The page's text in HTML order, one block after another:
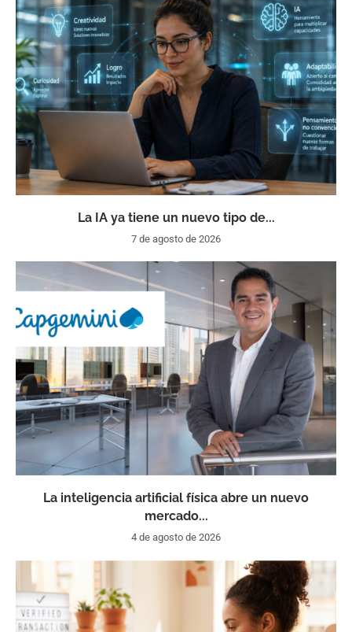
La IA ya tiene un nuevo tipo de...
7 de agosto de 2026
La inteligencia artificial física abre un nuevo
mercado...
4 de agosto de 2026